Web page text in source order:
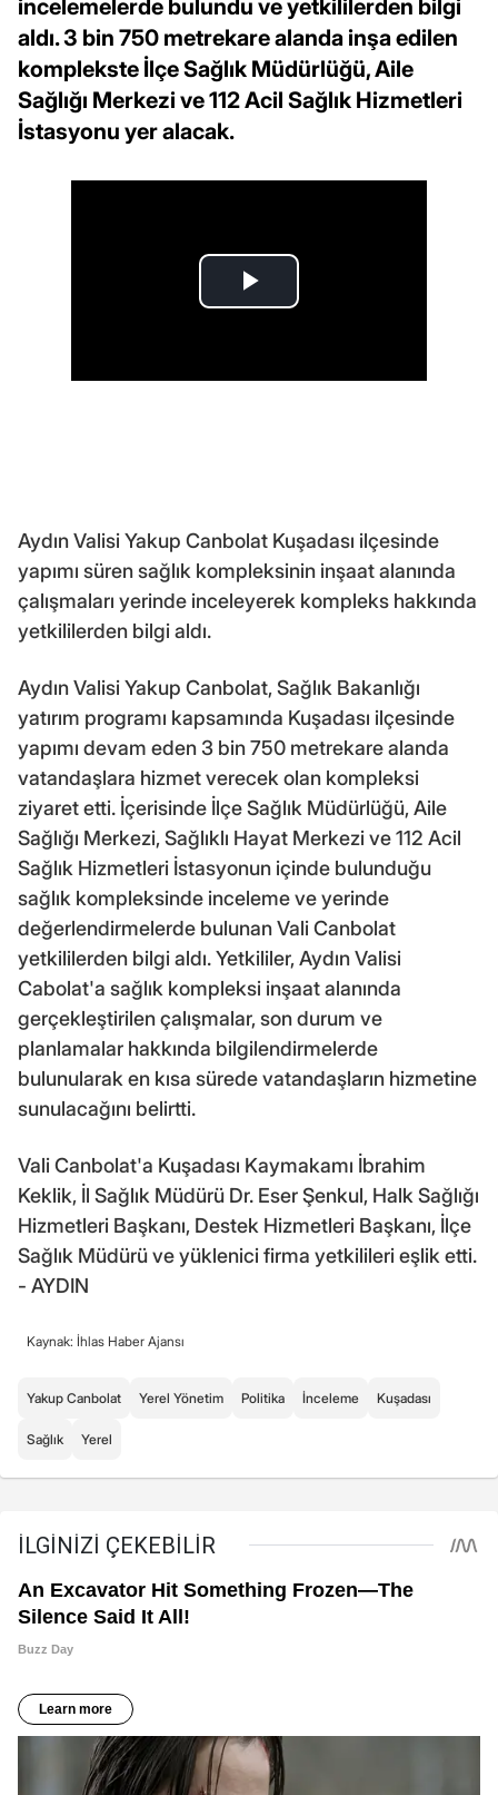
incelemelerde bulundu ve yetkililerden bilgi
aldı. 3 bin 750 metrekare alanda inşa edilen
komplekste İlçe Sağlık Müdürlüğü, Aile
Sağlığı Merkezi ve 112 Acil Sağlık Hizmetleri
İstasyonu yer alacak.
Aydın Valisi Yakup Canbolat Kuşadası ilçesinde
yapımı süren sağlık kompleksinin inşaat alanında
çalışmaları yerinde inceleyerek kompleks hakkında
yetkililerden bilgi aldı.
Aydın Valisi Yakup Canbolat, Sağlık Bakanlığı
yatırım programı kapsamında Kuşadası ilçesinde
yapımı devam eden 3 bin 750 metrekare alanda
vatandaşlara hizmet verecek olan kompleksi
ziyaret etti. İçerisinde İlçe Sağlık Müdürlüğü, Aile
Sağlığı Merkezi, Sağlıklı Hayat Merkezi ve 112 Acil
Sağlık Hizmetleri İstasyonun içinde bulunduğu
sağlık kompleksinde inceleme ve yerinde
değerlendirmelerde bulunan Vali Canbolat
yetkililerden bilgi aldı. Yetkililer, Aydın Valisi
Cabolat'a sağlık kompleksi inşaat alanında
gerçekleştirilen çalışmalar, son durum ve
planlamalar hakkında bilgilendirmelerde
bulunularak en kısa sürede vatandaşların hizmetine
sunulacağını belirtti.
Vali Canbolat'a Kuşadası Kaymakamı İbrahim
Keklik, İl Sağlık Müdürü Dr. Eser Şenkul, Halk Sağlığı
Hizmetleri Başkanı, Destek Hizmetleri Başkanı, İlçe
Sağlık Müdürü ve yüklenici firma yetkilileri eşlik etti.
- AYDIN
Kaynak: İhlas Haber Ajansı
Yakup Canbolat Yerel Yönetim Politika İnceleme Kuşadası
Sağlık Yerel